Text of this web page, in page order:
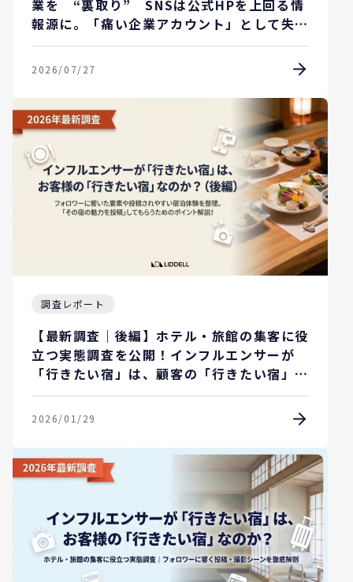
業を “裏取り” SNSは公式HPを上回る情
報源に。「痛い企業アカウント」として失笑
されてる？
2026/07/27
調査レポート
【最新調査｜後編】ホテル・旅館の集客に役
立つ実態調査を公開！インフルエンサーが
「行きたい宿」は、顧客の「行きたい宿」な
のか？
2026/01/29